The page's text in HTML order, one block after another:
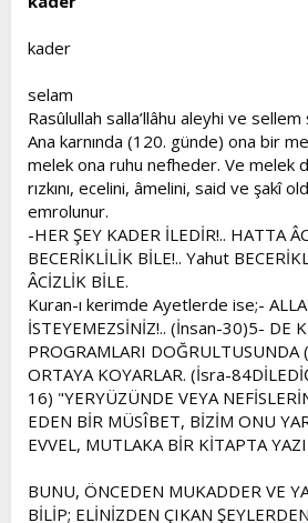
kader
selam
Rasûlullah salla’llâhu aleyhi ve
Ana karnında (120. günde) ona bir
melek ona ruhu nefheder. Ve melek
rızkını, ecelini, âmelini, said ve şakî
emrolunur.
-HER ŞEY KADER İLEDİR!.. HATTA
BECERİKLİLİK BİLE!.. Yahut
ÂCİZLİK BİLE.
Kuran-ı kerimde Ayetlerde ise;-
İSTEYEMEZSİNİZ!.. (İnsan-30)5- DE
PROGRAMLARI DOĞRULTUSUNDA
ORTAYA KOYARLAR. (İsra-
16) "YERYÜZÜNDE VEYA
EDEN BİR MÜSÎBET, BİZİM ONU
EVVEL, MUTLAKA BİR KİTAPTA
BUNU, ÖNCEDEN MUKADDER VE
BİLİP; ELİNİZDEN ÇIKAN